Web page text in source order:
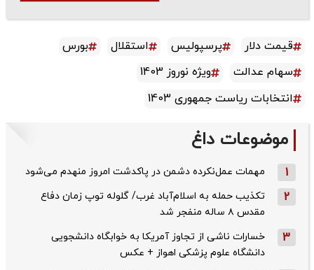
قیمت دلار پرسپولیس استقلال
بورس
سهام عدالت
ویژه نوروز 1403
انتخابات ریاست جمهوری 1403
موضوعات داغ
1 مهمات عمل‌نکرده دشمن در پاکدشت امروز منهدم می‌شود
2
تکذیب حمله به اسلام‌آباد غرب/ گلوله توپ زمان دفاع
مقدس ۸ ساله منفجر شد
3
خسارات ناشی از تجاوز آمریکا به خوابگاه دانشجویی
دانشگاه علوم پزشکی اهواز + عکس